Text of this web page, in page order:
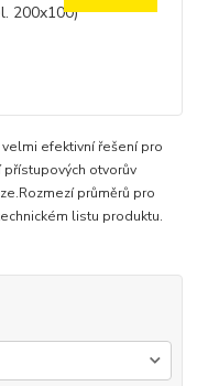
efektivní řešení pro
otvorův
průměrů pro
listu produktu.